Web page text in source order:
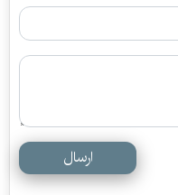
ارسال